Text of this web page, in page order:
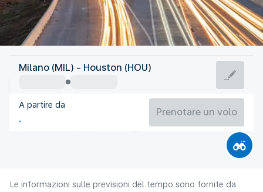
Stati Uniti d'America
Houston
Stati Uniti d'America
Milano (MIL) - Houston (HOU)
A partire da
Prenotare un volo
Le informazioni sulle previsioni del tempo sono fornite da